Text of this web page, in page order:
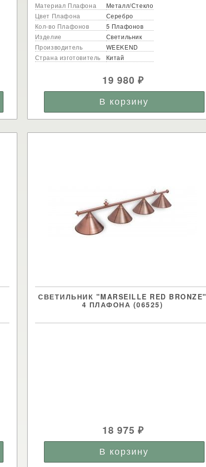
Материал Плафона
Металл/Стекло
Цвет Плафона
Серебро
Кол-во Плафонов
5 Плафонов
Изделие
Светильник
Производитель
WEEKEND
Страна изготовитель
Китай
19 980 ₽
СВЕТИЛЬНИК "MARSEILLE RED BRONZE"
4 ПЛАФОНА (06525)
18 975 ₽